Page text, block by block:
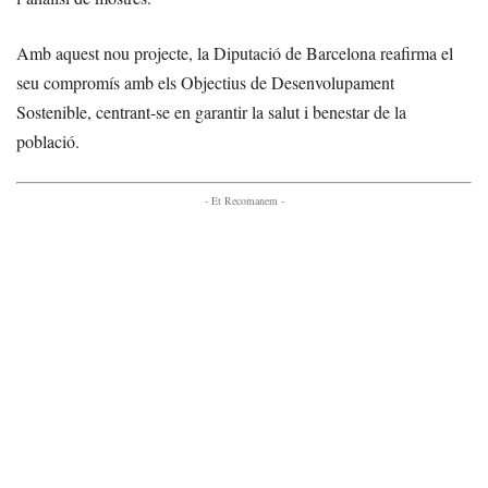
Amb aquest nou projecte, la Diputació de Barcelona reafirma el
seu compromís amb els Objectius de Desenvolupament
Sostenible, centrant-se en garantir la salut i benestar de la
població.
- Et Recomanem -